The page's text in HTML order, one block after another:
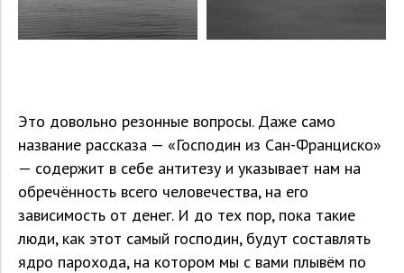
Это довольно резонные вопросы. Даже само
название рассказа — «Господин из Сан-Франциско»
— содержит в себе антитезу и указывает нам на
обречённость всего человечества, на его
зависимость от денег. И до тех пор, пока такие
люди, как этот самый господин, будут составлять
ядро парохода, на котором мы с вами плывём по